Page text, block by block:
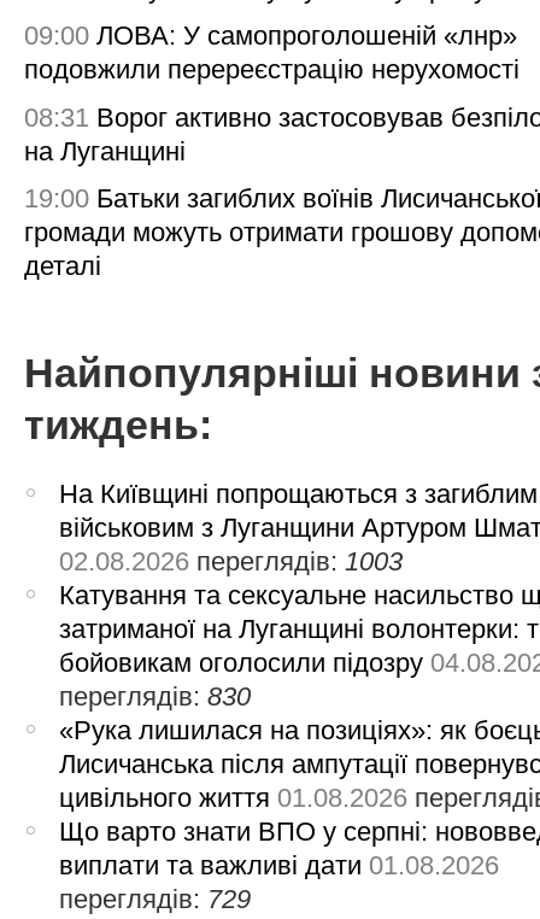
09:00 ЛОВА: У самопроголошеній «лнр»
подовжили перереєстрацію нерухомості
08:31 Ворог активно застосовував
на Луганщині
19:00 Батьки загиблих воїнів
громади можуть отримати грошову
деталі
Найпопулярніші новини
тиждень:
На Київщині попрощаються з загиблим
військовим з Луганщини Артуром
02.08.2026 переглядів: 1003
Катування та сексуальне насильство
затриманої на Луганщині волонтерки:
бойовикам оголосили підозру
переглядів:830
«Рука лишилася на позиціях»: як
Лисичанська після ампутації
цивільного життя 01.08.2026
Що варто знати ВПО у серпні:
виплати та важливі дати 01.08.2026
переглядів: 729